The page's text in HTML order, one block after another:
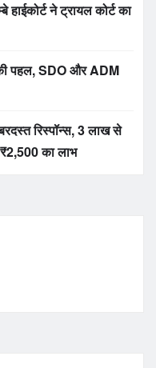
ने ट्रायल कोर्ट का
पहल, SDO और ADM
रिस्पॉन्स, 3 लाख से
₹2,500 का लाभ